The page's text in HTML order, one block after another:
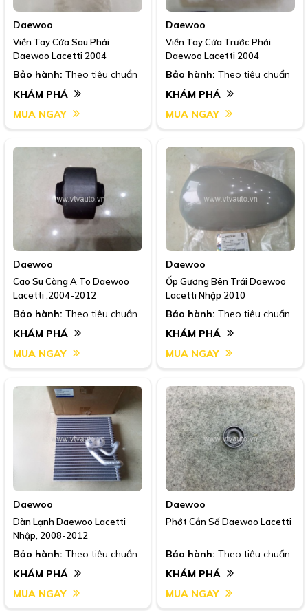
Daewoo
Viền Tay Cửa Sau Phải
Daewoo Lacetti 2004
Bảo hành: Theo tiêu chuẩn
KHÁM PHÁ
MUA NGAY
Daewoo
Viền Tay Cửa Trước Phải
Daewoo Lacetti 2004
Bảo hành: Theo tiêu chuẩn
KHÁM PHÁ
MUA NGAY
Daewoo
Cao Su Càng A To Daewoo
Lacetti ,2004-2012
Bảo hành: Theo tiêu chuẩn
KHÁM PHÁ
MUA NGAY
Daewoo
Ốp Gương Bên Trái Daewoo
Lacetti Nhập 2010
Bảo hành: Theo tiêu chuẩn
KHÁM PHÁ
MUA NGAY
Daewoo
Dàn Lạnh Daewoo Lacetti
Nhập, 2008-2012
Bảo hành: Theo tiêu chuẩn
KHÁM PHÁ
MUA NGAY
Daewoo
Phớt Cần Số Daewoo Lacetti
Bảo hành: Theo tiêu chuẩn
KHÁM PHÁ
MUA NGAY